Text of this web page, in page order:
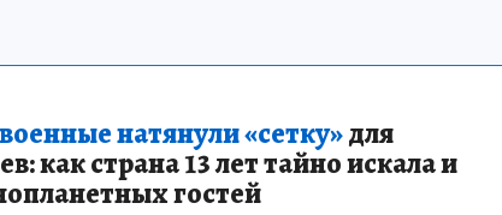
натянули «сетку»для
как страна 13 лет тайно искала и
гостей